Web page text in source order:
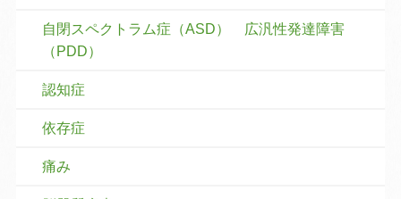
自閉スペクトラム症（ASD） 広汎性発達障害
（PDD）
認知症
依存症
痛み